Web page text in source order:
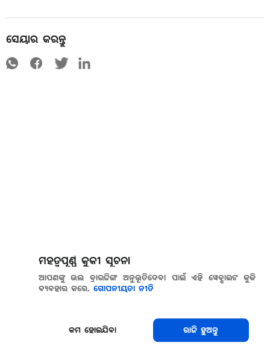
ସେୟାର କରନ୍ତୁ
ମହତ୍ୱପୂର୍ଣ୍ଣ କୁକୀ ସୂଚନା
ଆପଣଙ୍କୁ ଭଲ ବ୍ରାଉଜିଙ୍ଗ ଅନୁଭୂତିଦେବା ପାଇଁ ଏହି ୱେବ୍ସାଇଟ କୁକି
ବ୍ୟବହାର କରେ. ଗୋପନୀୟତା ନୀତି
କମ ହୋଇଯିବା ରାଜି ହୁଅନ୍ତୁ